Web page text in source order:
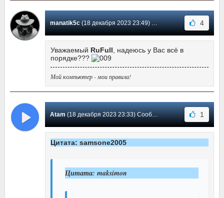
manatik5c(18 декабря 2023 23:49) Сообщение #182 4
Уважаемый RuFull , надеюсь у Вас всё в
порядке???
Мой компьютер - мои правила!
Atam(18 декабря 2023 23:33) Сообщение #181 1
Цитата: samsone2005
Цитата: maksimon